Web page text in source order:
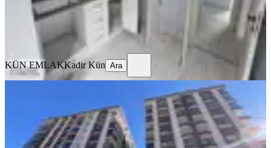
KÜN EMLAK Kadir Kün
KÜN EMLAKKadir Kün Ara
Avcılar İnşaat Forum Evleri 3+1
Bornova, Yeşilova Mahallesi
3+1·130 m²·8. Kat ·01.08.2026